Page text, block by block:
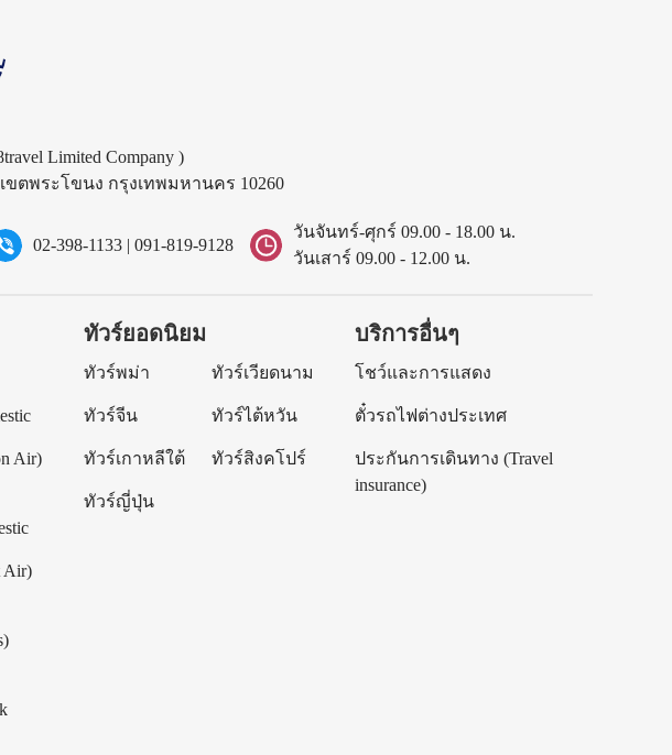
Limited Company )
ขตพระโขนง กรุงเทพมหานคร 10260
02-398-1133 | 091-819-9128
วันจันทร์-ศุกร์ 09.00 - 18.00 น.
วันเสาร์ 09.00 - 12.00 น.
Air)
Air)
ทัวร์ยอดนิยม
ทัวร์พม่า ทัวร์เวียดนาม
ทัวร์จีน ทัวร์ไต้หวัน
ทัวร์เกาหลีใต้ ทัวร์สิงคโปร์
ทัวร์ญี่ปุ่น
บริการอื่นๆ
โชว์และการแสดง
ตั๋วรถไฟต่างประเทศ
ประกันการเดินทาง (Travel
insurance)